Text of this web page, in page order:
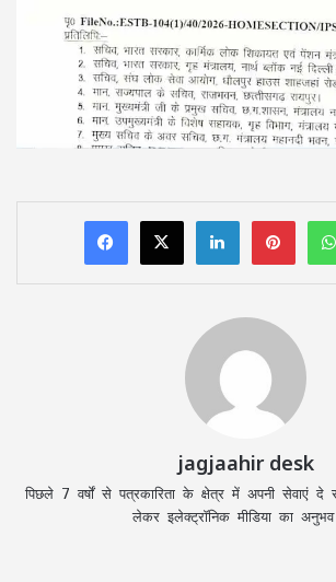
LinkedIn
jagjaahir desk
पिछले 7 वर्षों से पत्रकारिता के क्षेत्र में अपनी सेवाएं
लेकर इलेक्ट्रॉनिक मीडिया का